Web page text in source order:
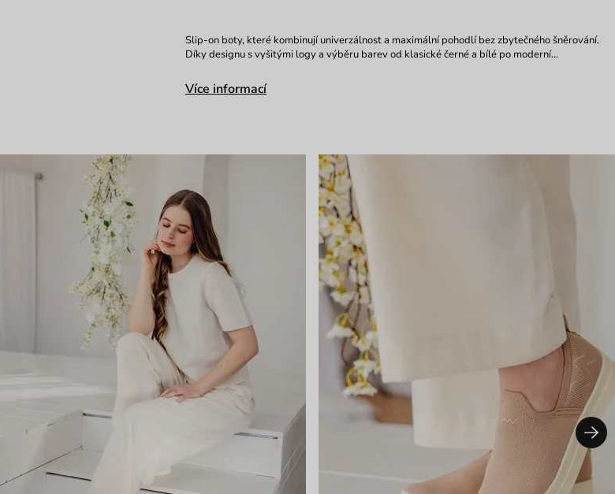
Slip-on boty, které kombinují univerzálnost a maximální pohodlí bez zbytečného šněrování.
Díky designu s vyšitými logy a výběru barev od klasické černé a bílé po moderní…
Více informací